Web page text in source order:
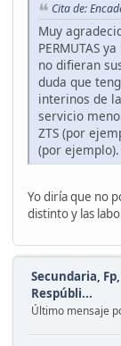
Cita de:
Muy
PERMUTAS
no difieran
duda que
interinos de
servicio
ZTS (por
(por ejemplo).
Yo diría que no
distinto y las
Secundaria,
Respúbli...
Último mensaje